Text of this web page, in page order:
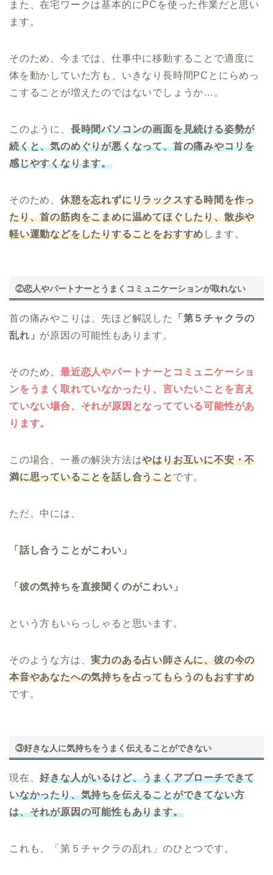
また、在宅ワークは基本的にPCを使った作業だと思い
ます。
そのため、今までは、仕事中に移動することで適度に
体を動かしていた方も、いきなり長時間PCとにらめっ
こすることが増えたのではないでしょうか…。
このように、 長時間パソコンの画面を見続ける姿勢が
続くと、気のめぐりが悪くなって、首の痛みやコリを
感じやすくなります。
そのため、 休憩を忘れずにリラックスする時間を作っ
たり、首の筋肉をこまめに温めてほぐしたり、散歩や
軽い運動などをしたりすることをおすすめします。
②恋人やパートナーとうまくコミュニケーションが取れない
首の痛みやこりは、先ほど解説した
「第５チャクラの
乱れ」 が原因の可能性もあります。
そのため、最近恋人やパートナーとコミュニケーショ
ンをうまく取れていなかったり、言いたいことを言え
ていない場合、それが原因となってている可能性があ
ります。
この場合、一番の解決方法はやはりお互いに不安・不
満に思っていることを話し合うことです。
ただ、中には、
「話し合うことがこわい」
「彼の気持ちを直接聞くのがこわい」
という方もいらっしゃると思います。
そのような方は、実力のある占い師さんに、彼の今の
本音やあなたへの気持ちを占ってもらうのもおすすめ
です。
③好きな人に気持ちをうまく伝えることができない
現在、好きな人がいるけど、うまくアプローチできて
いなかったり、気持ちを伝えることができてない方
は、それが原因の可能性もあります。
これも、「第５チャクラの乱れ」のひとつです。